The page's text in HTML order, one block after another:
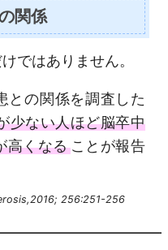
関係
ではありません。
との関係を調査した
少ない人ほど脳卒中
高くなることが報告
256:251-256